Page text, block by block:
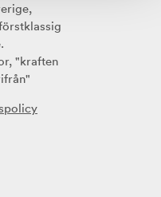
"kraften